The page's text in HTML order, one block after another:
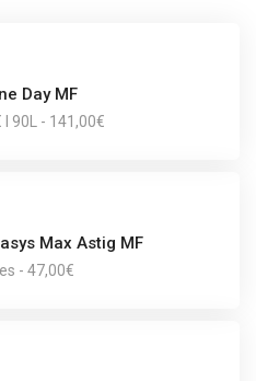
Day MF
I 90L - 141,00€
Max Astig MF
- 47,00€